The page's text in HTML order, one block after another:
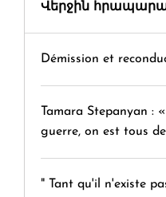
Վերջին
Démission et
Tamara Stepanyan :
guerre, on est tous
" Tant qu'il n'existe